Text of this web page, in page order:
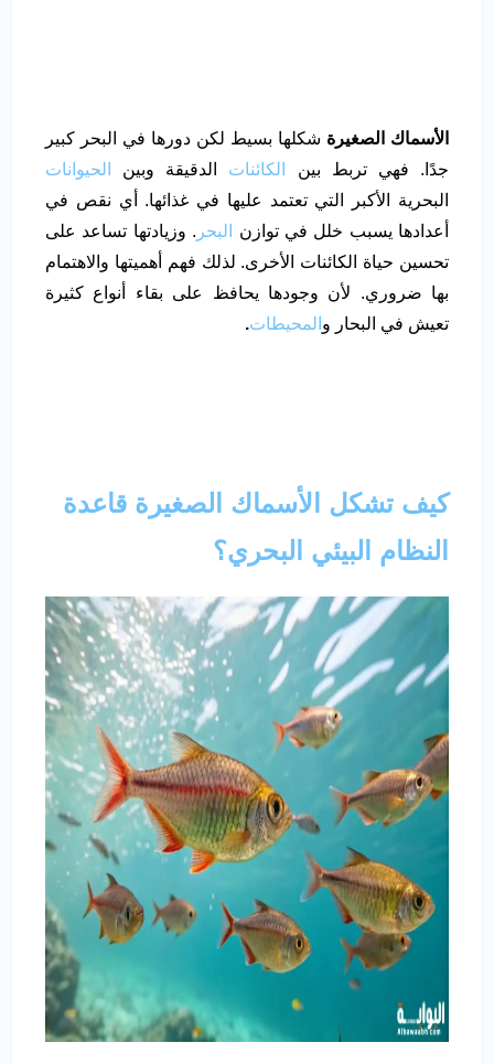
الأسماك الصغيرة شكلها بسيط لكن دورها في البحر كبير
جدًا. فهي تربط بين
الكائنات الدقيقة وبين
الحيوانات
البحرية الأكبر التي تعتمد عليها في غذائها. أي نقص في
أعدادها يسبب خلل في توازن
البحر . وزيادتها تساعد على
تحسين حياة الكائنات الأخرى. لذلك فهم أهميتها والاهتمام
بها ضروري. لأن وجودها يحافظ على بقاء أنواع كثيرة
تعيش في البحار و المحيطات.
كيف تشكل الأسماك الصغيرة قاعدة
النظام البيئي البحري؟